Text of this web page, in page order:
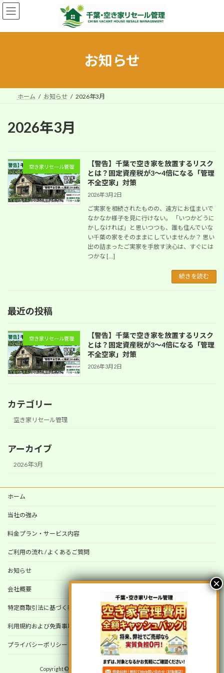
コ
ン
ン
ナ
ビ
ー
お知らせ
ホーム お知らせ 2026年3月
2026年3月
空き家リセール管理
【警告】千葉で空き家を放置するリスク
とは？固定資産税が3〜4倍になる「管理
不全空家」対策
2026年3月2日
ご実家を相続されたものの、遠方にお住まいで
なかなか様子を見に行けない。 「いつかどうに
かしなければ」と思いつつも、誰も住んでいな
い千葉の家をそのままにしていませんか？ 思い
出の詰まったご実家を手放す決心は、すぐには
つかな […]
続きを読む
最近の投稿
空き家リセール管理
【警告】千葉で空き家を放置するリスク
とは？固定資産税が3〜4倍になる「管理
不全空家」対策
2026年3月2日
カテゴリー
空き家リセール管理
アーカイブ
2026年3月
ホーム
当社の強み
料金プラン・サービス内容
ご利用の流れ / よくあるご質問
お知らせ
会社概要
特定商取引法に基づく表記
利用規約および免責事項
プライバシーポリシー（個人情報保護方針）
Copyright © 千葉・空き家リセール管理 All Rights Reserved.